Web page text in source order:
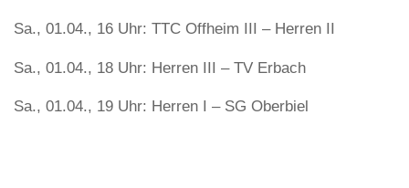
Sa., 01.04., 16 Uhr: TTC Offheim III – Herren II
Sa., 01.04., 18 Uhr: Herren III – TV Erbach
Sa., 01.04., 19 Uhr: Herren I – SG Oberbiel